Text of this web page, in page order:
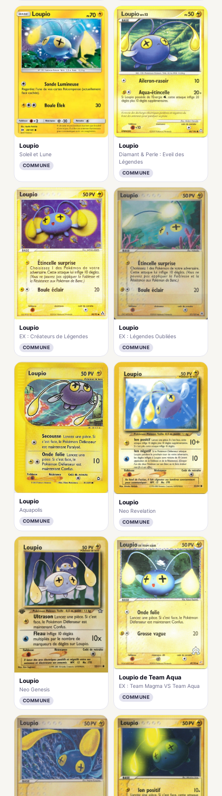
Loupio
Soleil et Lune
COMMUNE
Loupio
Diamant & Perle : Eveil des
Légendes
COMMUNE
Loupio
EX : Créateurs de Légendes
COMMUNE
Loupio
EX : Légendes Oubliées
COMMUNE
Loupio
Aquapolis
COMMUNE
Loupio
Neo Revelation
COMMUNE
Loupio
Neo Genesis
COMMUNE
Loupio de Team Aqua
EX : Team Magma VS Team Aqua
COMMUNE